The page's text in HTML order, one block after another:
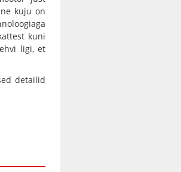
kuju on
kuni
ligi, et
detailid